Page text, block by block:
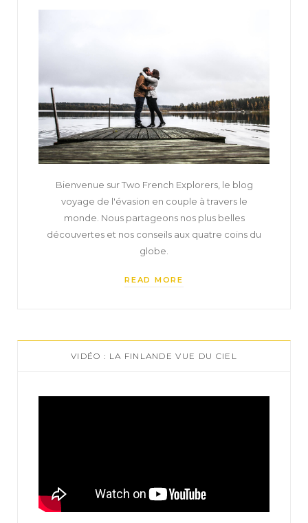
Bienvenue sur Two French Explorers, le blog
voyage de l'évasion en couple à travers le
monde. Nous partageons nos plus belles
découvertes et nos conseils aux quatre coins du
globe.
READ MORE
VIDÉO : LA FINLANDE VUE DU CIEL